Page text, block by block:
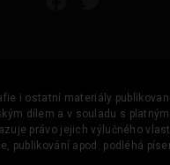
i ostatní materiály
dílem a v souladu s
právo jejich výlučného
publikování apod. podléhá